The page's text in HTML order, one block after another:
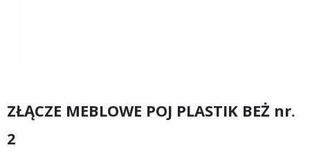
ZŁĄCZE MEBLOWE POJ PLASTIK BEŻ nr.
2